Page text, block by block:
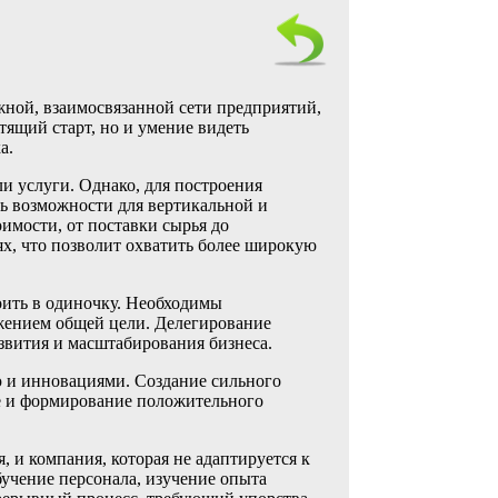
взаимосвязанной сети предприятий,
старт, но и умение видеть
услуги. Однако, для построения
возможности для вертикальной и
от поставки сырья до
что позволит охватить более широкую
в одиночку. Необходимы
общей цели. Делегирование
и масштабирования бизнеса.
и инновациями. Создание сильного
и формирование положительного
компания, которая не адаптируется к
персонала, изучение опыта